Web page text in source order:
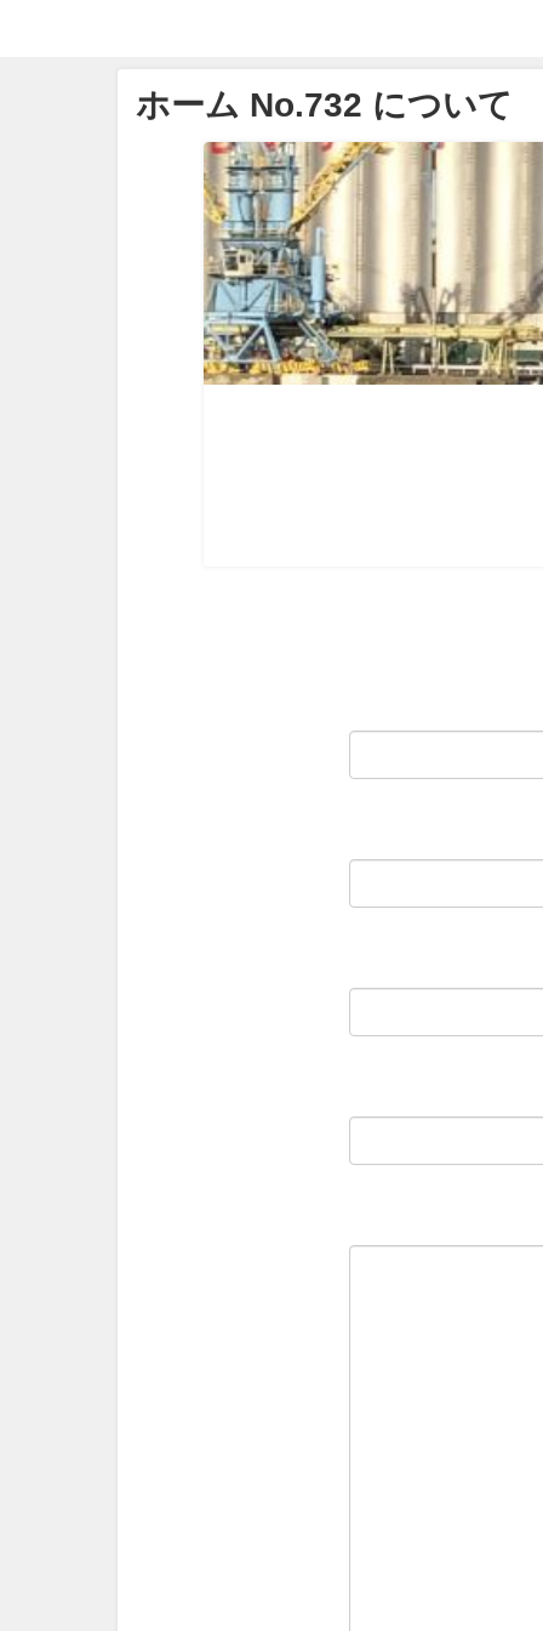
ホーム No.732 について